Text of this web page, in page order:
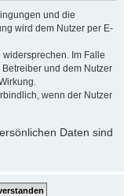
und die
wird dem Nutzer per E-
Im Falle
und dem Nutzer
wenn der Nutzer
Daten sind